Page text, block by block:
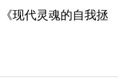
现代灵魂的自我拯